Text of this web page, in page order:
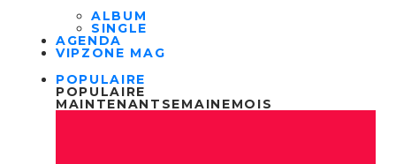
ALBUM
SINGLE
AGENDA
VIPZONE MAG
POPULAIRE
POPULAIRE
MAINTENANT SEMAINEMOIS